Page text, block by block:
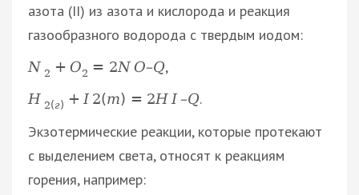
азота (II) из азота и кислорода и реакция
газообразного водорода с твердым иодом:
N 2 + O2 = 2N O–Q,
H 2(г) + I 2(т) = 2H I–Q.
Экзотермические реакции, которые протекают
с выделением света, относят к реакциям
горения, например: